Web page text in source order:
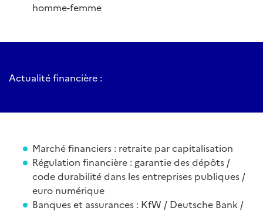
homme-femme
Actualité financière :
Marché financiers : retraite par capitalisation
Régulation financière : garantie des dépôts /
code durabilité dans les entreprises publiques /
euro numérique
Banques et assurances : KfW / Deutsche Bank /